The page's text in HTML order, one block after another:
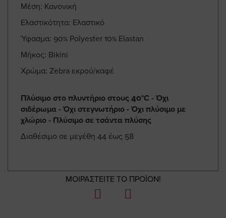
Μέση: Κανονική
Ελαστικότητα: Ελαστικό
Ύφασμα: 90% Polyester 10% Elastan
Μήκος: Bikini
Χρώμα: Zebra εκρού/καφέ
Πλύσιμο στο πλυντήριο στους 40°C - Όχι
σιδέρωμα - Όχι στεγνωτήριο - Όχι πλύσιμο με
χλώριο - Πλύσιμο σε τσάντα πλύσης
Διαθέσιμο σε μεγέθη 44 έως 58
ΜΟΙΡΑΣΤΕΙΤΕ ΤΟ ΠΡΟΪΟΝ!